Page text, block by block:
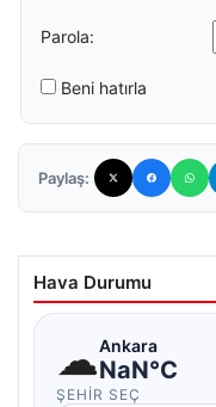
Parola:
Beni hatırla
Paylaş:
Hava Durumu
☁Ankara
NaN°C
ŞEHIR SEÇ